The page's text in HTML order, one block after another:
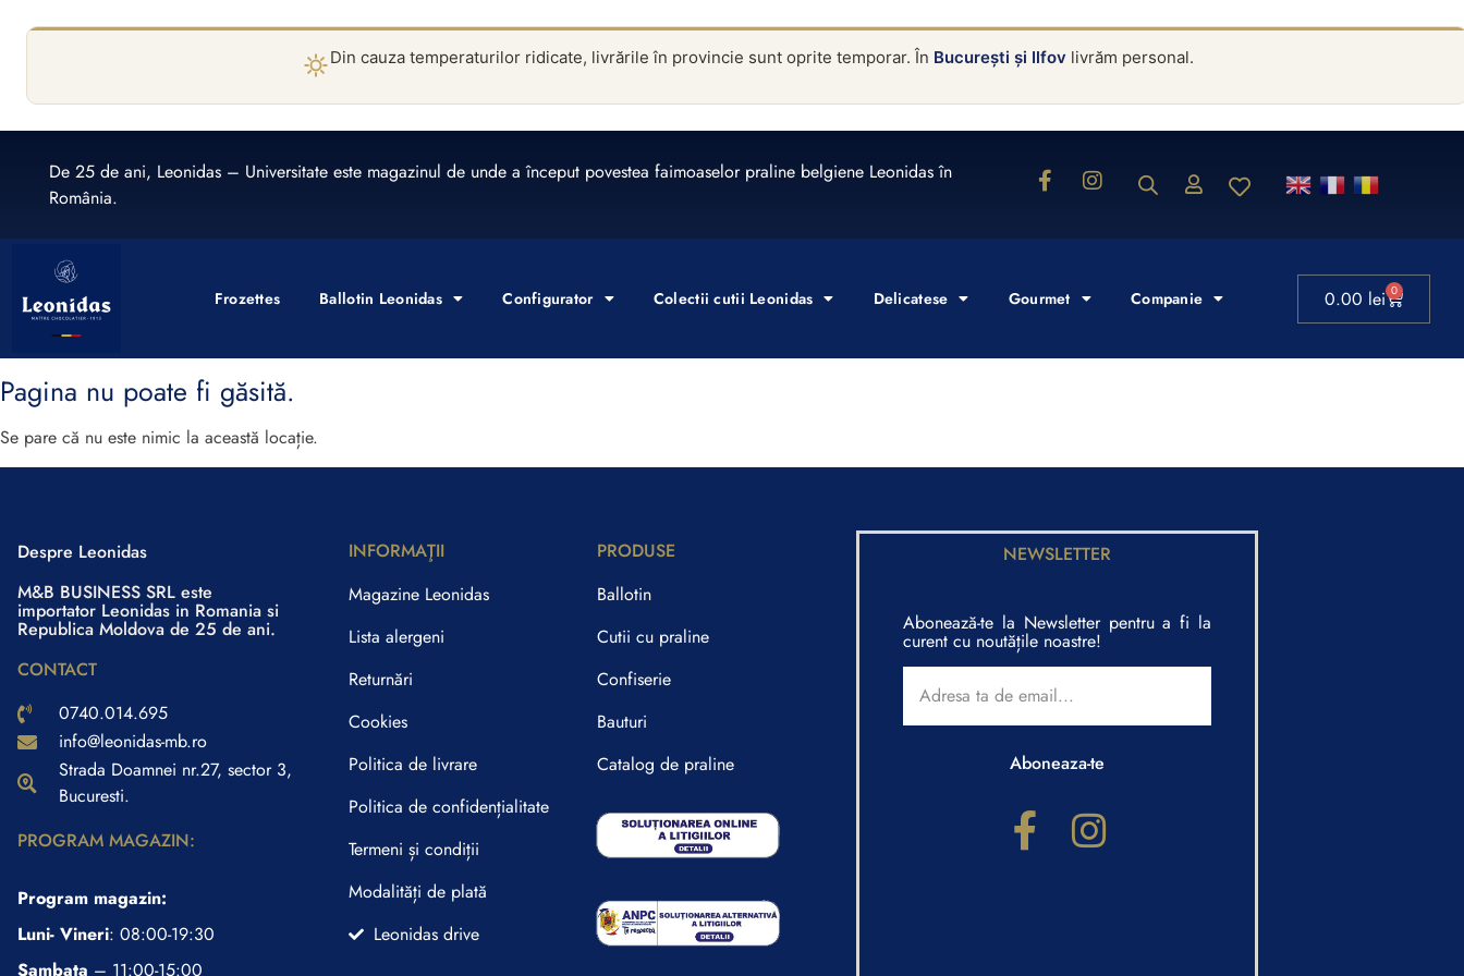
Din cauza temperaturilor ridicate, livrările în provincie sunt oprite temporar. În București și Ilfov livrăm personal.
De 25 de ani, Leonidas – Universitate este magazinul de unde a început povestea faimoaselor praline belgiene Leonidas în
România.
Frozettes Ballotin Leonidas Configurator Colectii cutii Leonidas Delicatese Gourmet Companie 0.00 lei 0
Pagina nu poate fi găsită.
Se pare că nu este nimic la această locație.
Despre Leonidas
M&B BUSINESS SRL este
importator Leonidas in Romania si
Republica Moldova de 25 de ani.
CONTACT
0740.014.695
info@leonidas-mb.ro
Strada Doamnei nr.27, sector 3,
Bucuresti.
PROGRAM MAGAZIN:
Program magazin:
Luni- Vineri: 08:00-19:30
Sambata – 11:00-15:00
INFORMAŢII
Magazine Leonidas
Lista alergeni
Returnări
Cookies
Politica de livrare
Politica de confidențialitate
Termeni și condiții
Modalități de plată
Leonidas drive
PRODUSE
Ballotin
Cutii cu praline
Confiserie
Bauturi
Catalog de praline
NEWSLETTER
Abonează-te la Newsletter pentru a fi la
curent cu noutățile noastre!
Aboneaza-te